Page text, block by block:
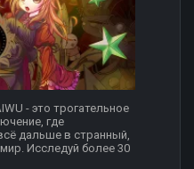
- это трогательное
где
дальше в странный,
Исследуй более 30